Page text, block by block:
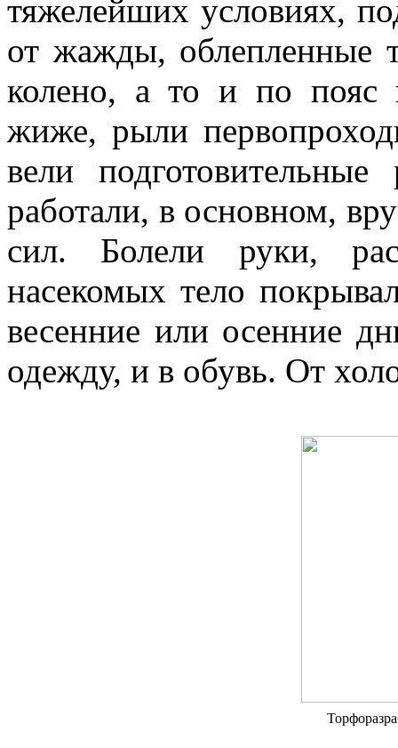
тяжелейших условиях,
от жажды, облепленные
колено, а то и по пояс
жиже, рыли
вели
работали, в основном,
сил. Болели руки,
насекомых тело
весенние или осенние
одежду, и в обувь. От